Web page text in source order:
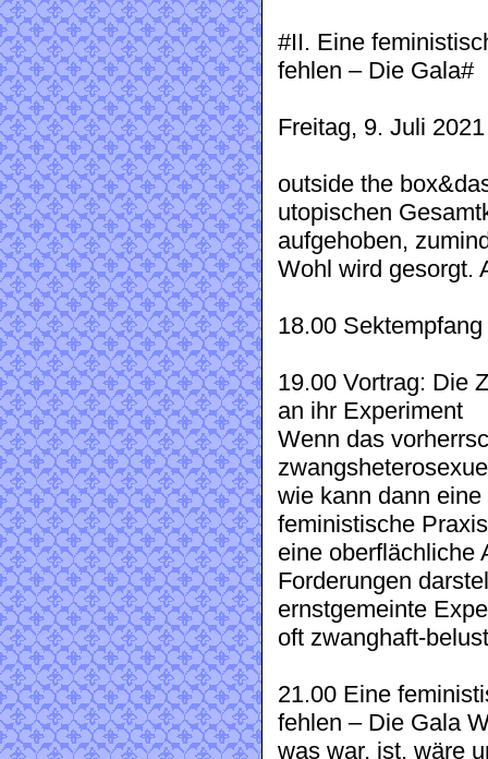
#II. Eine
fehlen – Die Gala#
Freitag, 9. Juli
outside the
utopischen
aufgehoben,
Wohl wird gesorgt.
18.00 Sektempfang
19.00 Vortrag: Die
an ihr Experiment
Wenn das
wie kann dann
feministische
eine oberflächliche
Forderungen
ernstgemeinte
oft zwanghaft-
21.00 Eine
fehlen – Die Gala
was war, ist, wäre